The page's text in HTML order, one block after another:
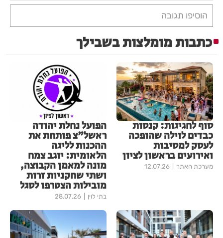
הוסיפו תגובה
כתבות מומלצות בשבילך
סוף לחגיגות: קנסות
כבדים לוילה שהופכה
לעסק למסיבות
ואירועים בראשון לציון
מערכת האתר 12.07.26
הפועל נחלת יהודה
ראשל"צ פותחת את
ההכנות לליגה
הלאומית: יוגב צמח
מונה למאמן הקבוצה,
ושתי שחקניות זרות
מובילות הצטרפו לסגל
בתי לוין 28.07.26